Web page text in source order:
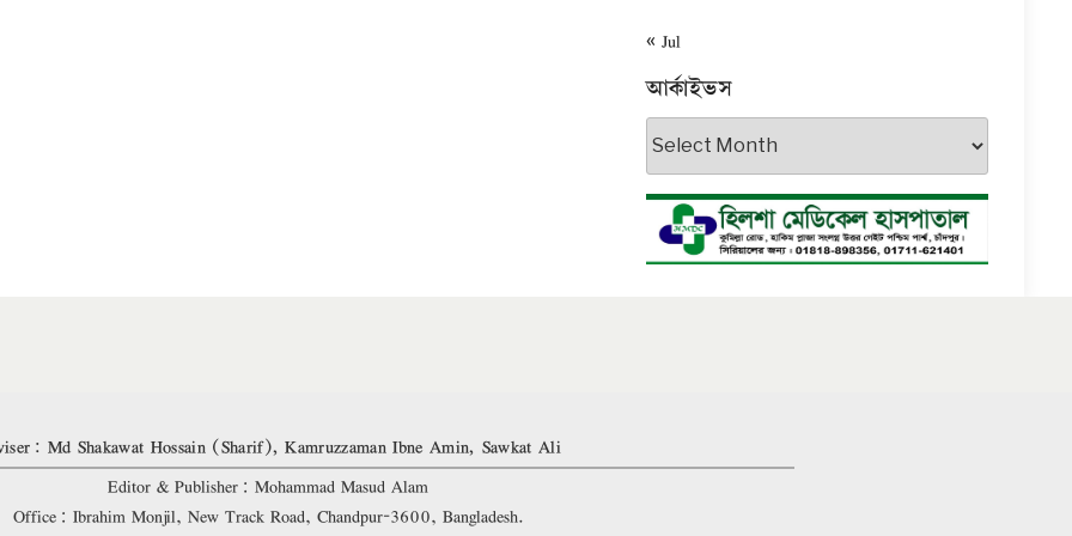
« Jul
আর্কাইভস
আর্কাইভস
Md Shakawat Hossain (Sharif), Kamruzzaman Ibne Amin, Sawkat Ali
Editor & Publisher: Mohammad Masud Alam
Office: Ibrahim Monjil, New Track Road, Chandpur-3600, Bangladesh.